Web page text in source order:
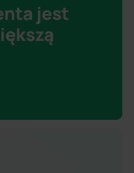
jest